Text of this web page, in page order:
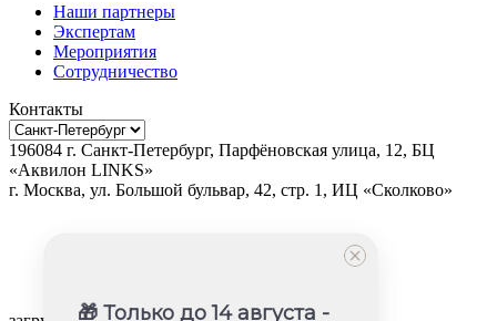
Наши партнеры
Экспертам
Мероприятия
Сотрудничество
Контакты
196084 г. Санкт-Петербург, Парфёновская улица, 12, БЦ
«Аквилон LINKS»
г. Москва, ул. Большой бульвар, 42, стр. 1, ИЦ «Сколково»
🎁 Только до 14 августа -